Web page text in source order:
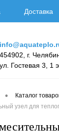
Доставка
454902, г.
ул. Гостевая 3, 1
• Каталог
узел для